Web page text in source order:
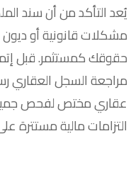
يُعد التأكد من أن سند
مشكلات قانونية أو
حقوقك كمستثمر. قبل
مراجعة السجل العقاري
عقاري مختص لفحص
التزامات مالية مستترة